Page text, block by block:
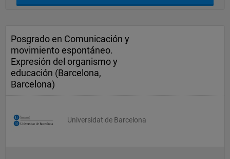
Posgrado en Comunicación y
movimiento espontáneo.
Expresión del organismo y
educación (Barcelona,
Barcelona)
Universidat de Barcelona